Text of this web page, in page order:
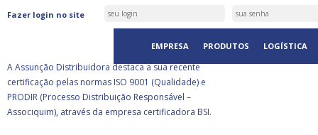
Fazer login no site
EMPRESA PRODUTOS LOGÍSTICA
ASSUNÇÃO DISTRIBUIDORA É
CERTIFICADA PELA BSI
A Assunção Distribuidora destaca a sua recente
certificação pelas normas ISO 9001 (Qualidade) e
PRODIR (Processo Distribuição Responsável –
Associquim), através da empresa certificadora BSI.